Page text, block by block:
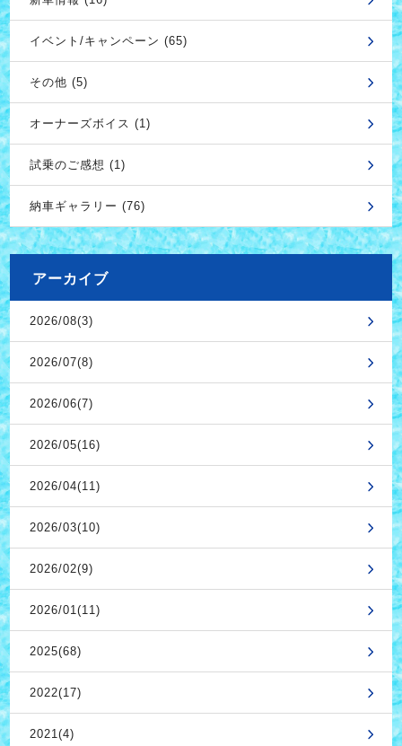
イベント/キャンペーン (65)
その他 (5)
オーナーズボイス (1)
試乗のご感想 (1)
納車ギャラリー (76)
アーカイブ
2026/08(3)
2026/07(8)
2026/06(7)
2026/05(16)
2026/04(11)
2026/03(10)
2026/02(9)
2026/01(11)
2025(68)
2022(17)
2021(4)